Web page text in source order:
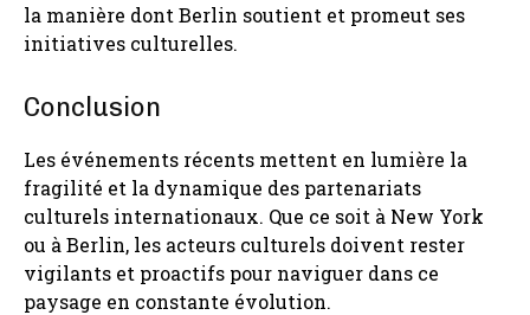
la manière dont Berlin soutient et promeut ses
initiatives culturelles.
Conclusion
Les événements récents mettent en lumière la
fragilité et la dynamique des partenariats
culturels internationaux. Que ce soit à New York
ou à Berlin, les acteurs culturels doivent rester
vigilants et proactifs pour naviguer dans ce
paysage en constante évolution.